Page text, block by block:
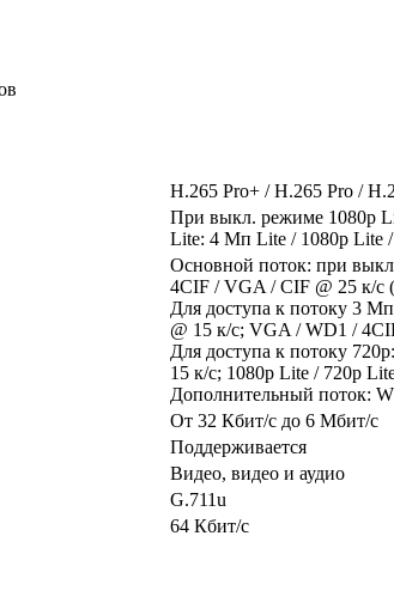
H.265 Pro+ / H.265 Pro /
При выкл. режиме 1080p
Lite: 4 Мп Lite / 1080p Lite
Основной поток: при
4CIF / VGA / CIF @ 25 к/с
Для доступа к потоку 3
@ 15 к/с; VGA / WD1 /
Для доступа к потоку
15 к/с; 1080p Lite / 720p
Дополнительный поток:
От 32 Кбит/с до 6 Мбит/с
Поддерживается
Видео, видео и аудио
G.711u
64 Кбит/с